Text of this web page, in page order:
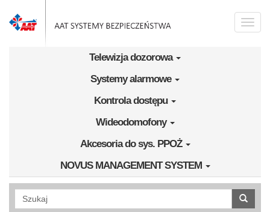
Toggle
Telewizja dozorowa
Systemy alarmowe
Kontrola dostępu
Wideodomofony
Akcesoria do sys. PPOŻ
NOVUS MANAGEMENT SYSTEM
Wyszukiwanie pełnotekstowe